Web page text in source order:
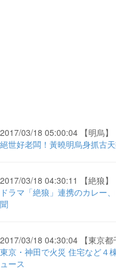
2017/03/18 05:00:04 【明烏】
絕世好老闆！黃曉明烏身抓古
2017/03/18 04:30:11 【絶狼】
ドラマ「絶狼」連携のカレー
聞
2017/03/18 04:30:04 【東京都
東京・神田で火災 住宅など４
ュース